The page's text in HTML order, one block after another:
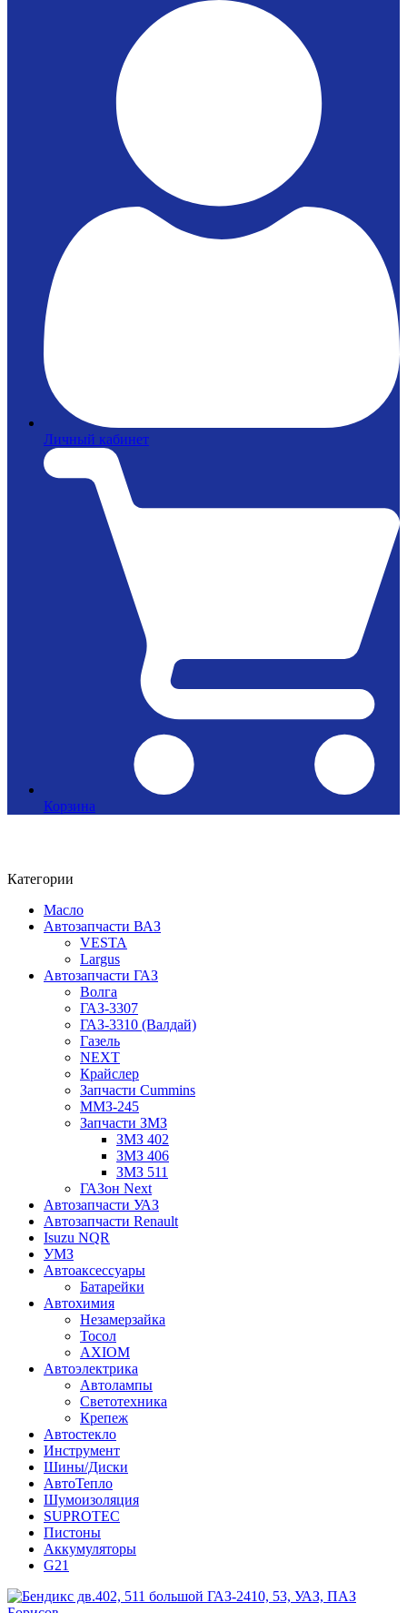
Личный кабинет
Корзина
Категории
Масло
Автозапчасти ВАЗ
VESTA
Largus
Автозапчасти ГАЗ
Волга
ГАЗ-3307
ГАЗ-3310 (Валдай)
Газель
NEXT
Крайслер
Запчасти Cummins
ММЗ-245
Запчасти ЗМЗ
ЗМЗ 402
ЗМЗ 406
ЗМЗ 511
ГАЗон Next
Автозапчасти УАЗ
Автозапчасти Renault
Isuzu NQR
УМЗ
Автоаксессуары
Батарейки
Автохимия
Незамерзайка
Тосол
AXIOM
Автоэлектрика
Автолампы
Светотехника
Крепеж
Автостекло
Инструмент
Шины/Диски
АвтоТепло
Шумоизоляция
SUPROTEC
Пистоны
Аккумуляторы
G21